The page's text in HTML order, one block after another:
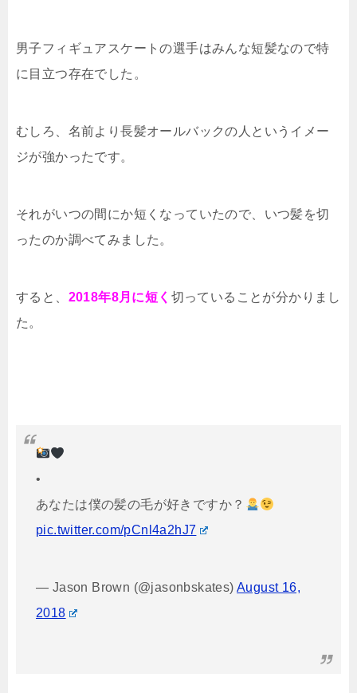
男子フィギュアスケートの選手はみんな短髪なので特
に目立つ存在でした。
むしろ、名前より長髪オールバックの人というイメー
ジが強かったです。
それがいつの間にか短くなっていたので、いつ髪を切
ったのか調べてみました。
すると、 2018年8月に短く 切っていることが分かりまし
た。
•
あなたは僕の髪の毛が好きですか？
pic.twitter.com/pCnl4a2hJ7
— Jason Brown (@jasonbskates) August 16,
2018